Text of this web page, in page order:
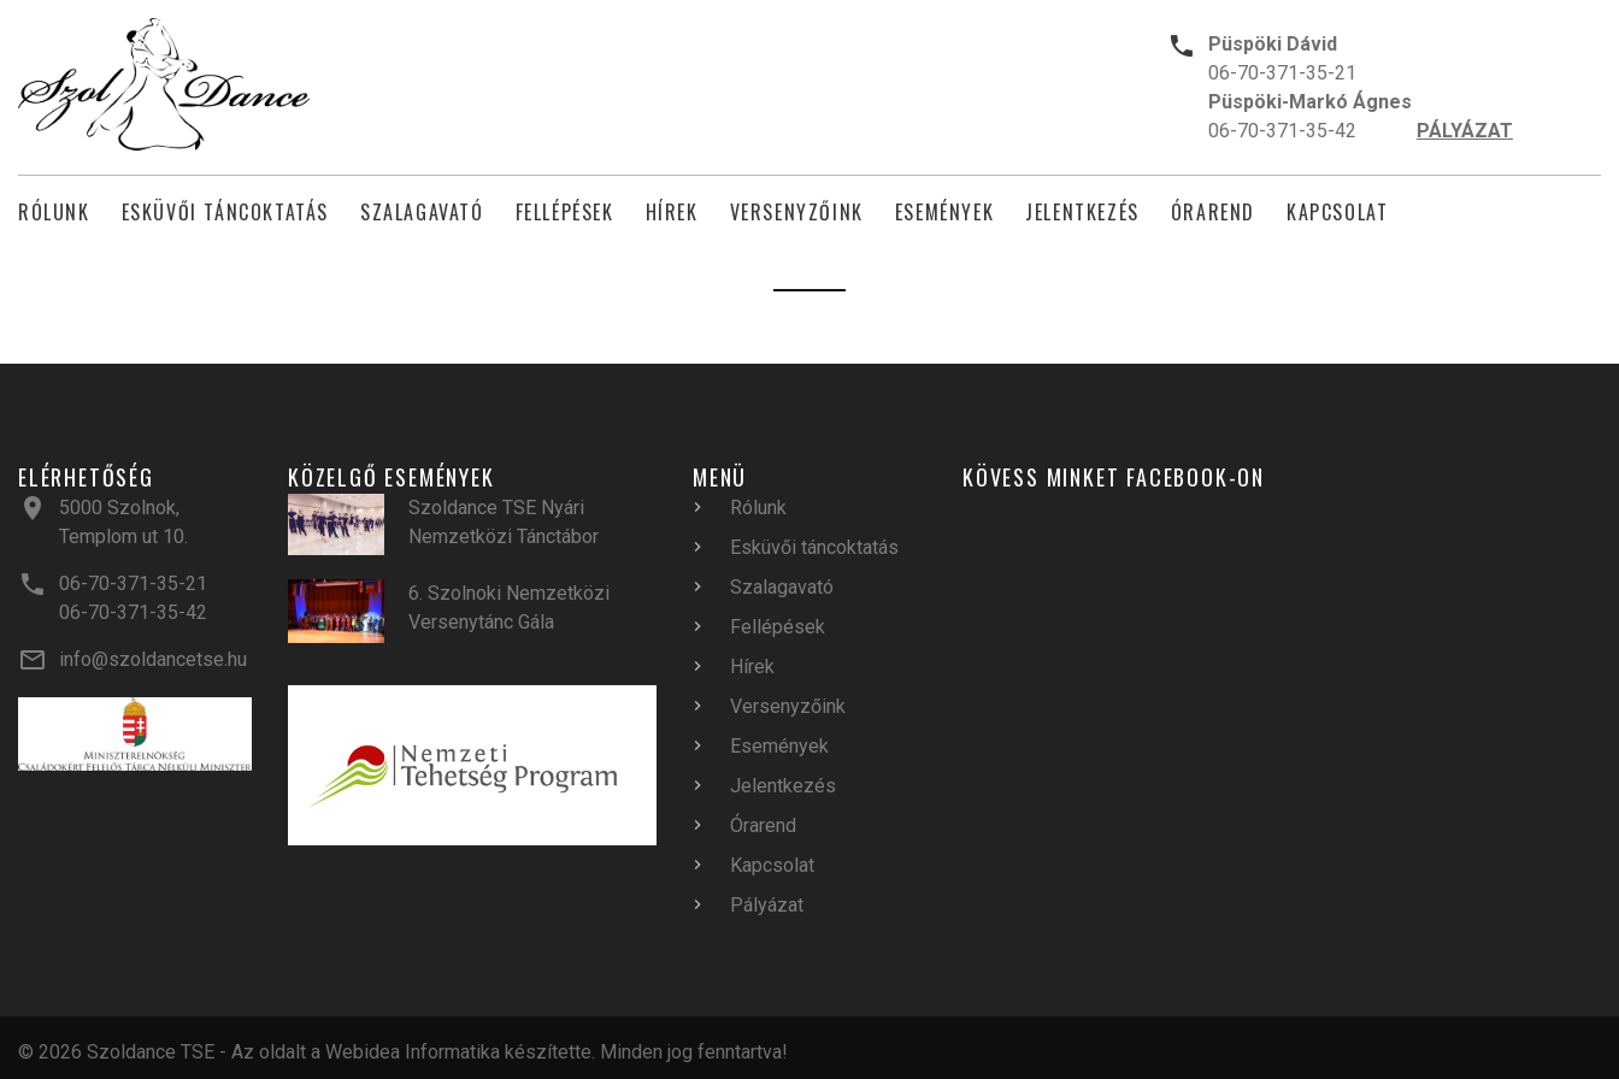
Püspöki Dávid
06-70-371-35-21
Püspöki-Markó Ágnes
06-70-371-35-42
PÁLYÁZAT
RÓLUNK ESKÜVŐI TÁNCOKTATÁS SZALAGAVATÓ FELLÉPÉSEK HÍREK VERSENYZŐINK ESEMÉNYEK JELENTKEZÉS ÓRAREND KAPCSOLAT
ELÉRHETŐSÉG
5000 Szolnok,
Templom ut 10.
06-70-371-35-21
06-70-371-35-42
info@szoldancetse.hu
KÖZELGŐ ESEMÉNYEK
Szoldance TSE Nyári
Nemzetközi Tánctábor
6. Szolnoki Nemzetközi
Versenytánc Gála
MENÜ
Rólunk
Esküvői táncoktatás
Szalagavató
Fellépések
Hírek
Versenyzőink
Események
Jelentkezés
Órarend
Kapcsolat
Pályázat
KÖVESS MINKET FACEBOOK-ON
© 2026 Szoldance TSE - Az oldalt a Webidea Informatika készítette. Minden jog fenntartva!